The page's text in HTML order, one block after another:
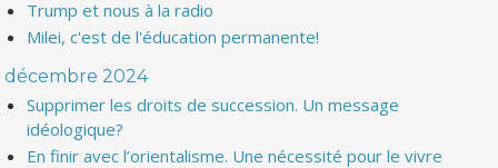
Trump et nous à la radio
Milei, c'est de l'éducation permanente!
décembre 2024
Supprimer les droits de succession. Un message
idéologique?
En finir avec l’orientalisme. Une nécessité pour le vivre